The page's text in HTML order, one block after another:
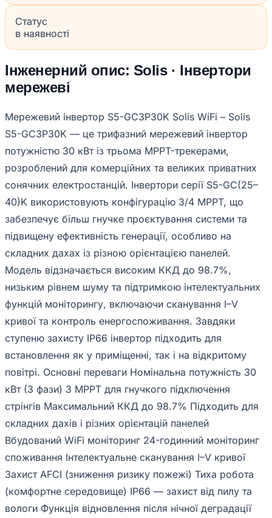
Статус
в наявності
Інженерний опис: Solis · Інвертори
мережеві
Мережевий інвертор S5-GC3P30K Solis WiFi – Solis
S5-GC3P30K — це трифазний мережевий інвертор
потужністю 30 кВт із трьома MPPT-трекерами,
розроблений для комерційних та великих приватних
сонячних електростанцій. Інвертори серії S5-GC(25–
40)K використовують конфігурацію 3/4 MPPT, що
забезпечує більш гнучке проєктування системи та
підвищену ефективність генерації, особливо на
складних дахах із різною орієнтацією панелей.
Модель відзначається високим ККД до 98.7%,
низьким рівнем шуму та підтримкою інтелектуальних
функцій моніторингу, включаючи сканування I–V
кривої та контроль енергоспоживання. Завдяки
ступеню захисту IP66 інвертор підходить для
встановлення як у приміщенні, так і на відкритому
повітрі. Основні переваги Номінальна потужність 30
кВт (3 фази) 3 MPPT для гнучкого підключення
стрінгів Максимальний ККД до 98.7% Підходить для
складних дахів і різних орієнтацій панелей
Вбудований WiFi моніторинг 24-годинний моніторинг
споживання Інтелектуальне сканування I–V кривої
Захист AFCI (зниження ризику пожежі) Тиха робота
(комфортне середовище) IP66 — захист від пилу та
вологи Функція відновлення після нічної деградації